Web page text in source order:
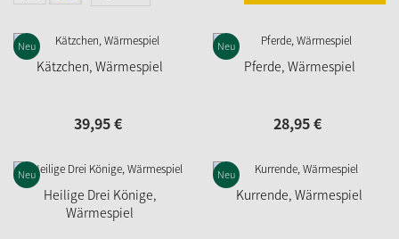
Kätzchen, Wärmespiel
Neu
39,95€
Pferde, Wärmespiel
Neu
28,95€
Heilige Drei Könige,
Wärmespiel
Neu
Kurrende, Wärmespiel
Neu